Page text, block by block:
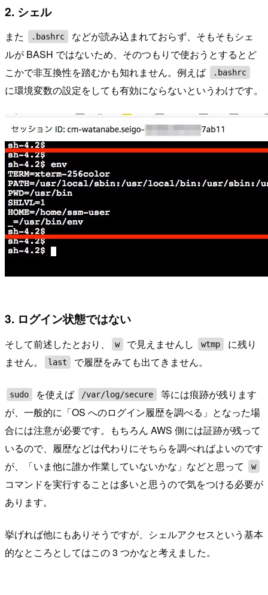
2. シェル
また .bashrc
などが読み込まれておらず、そもそもシェ
ルが BASH ではないため、そのつもりで使おうとするとど
こかで非互換性を踏むかも知れません。例えば
.bashrc
に環境変数の設定をしても有効にならないというわけです。
3. ログイン状態ではない
そして前述したとおり、 w で見えませんし wtmp
に残り
ません。
last で履歴をみても出てきません。
sudo を使えば /var/log/secure
等には痕跡が残ります
が、一般的に「OS へのログイン履歴を調べる」となった場
合には注意が必要です。もちろん AWS 側には証跡が残って
いるので、履歴などは代わりにそちらを調べればよいのです
が、「いま他に誰か作業していないかな」などと思って
w
コマンドを実行することは多いと思うので気をつける必要が
あります。
挙げれば他にもありそうですが、シェルアクセスという基本
的なところとしてはこの 3 つかなと考えました。